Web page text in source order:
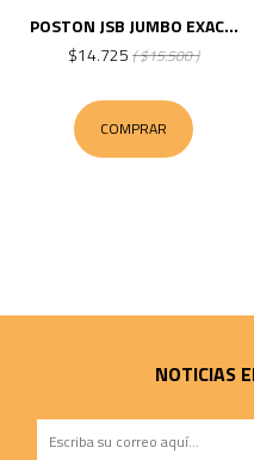
POSTON JSB JUMBO EXAC...
$14.725 ( $15.500 )
COMPRAR
NOTICIAS